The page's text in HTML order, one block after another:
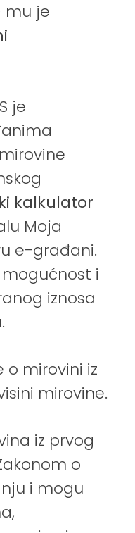
mu je
je
kalkulator
Moja
e-građani.
i
iznosa
o mirovini iz
mirovine.
iz prvog
o
i mogu